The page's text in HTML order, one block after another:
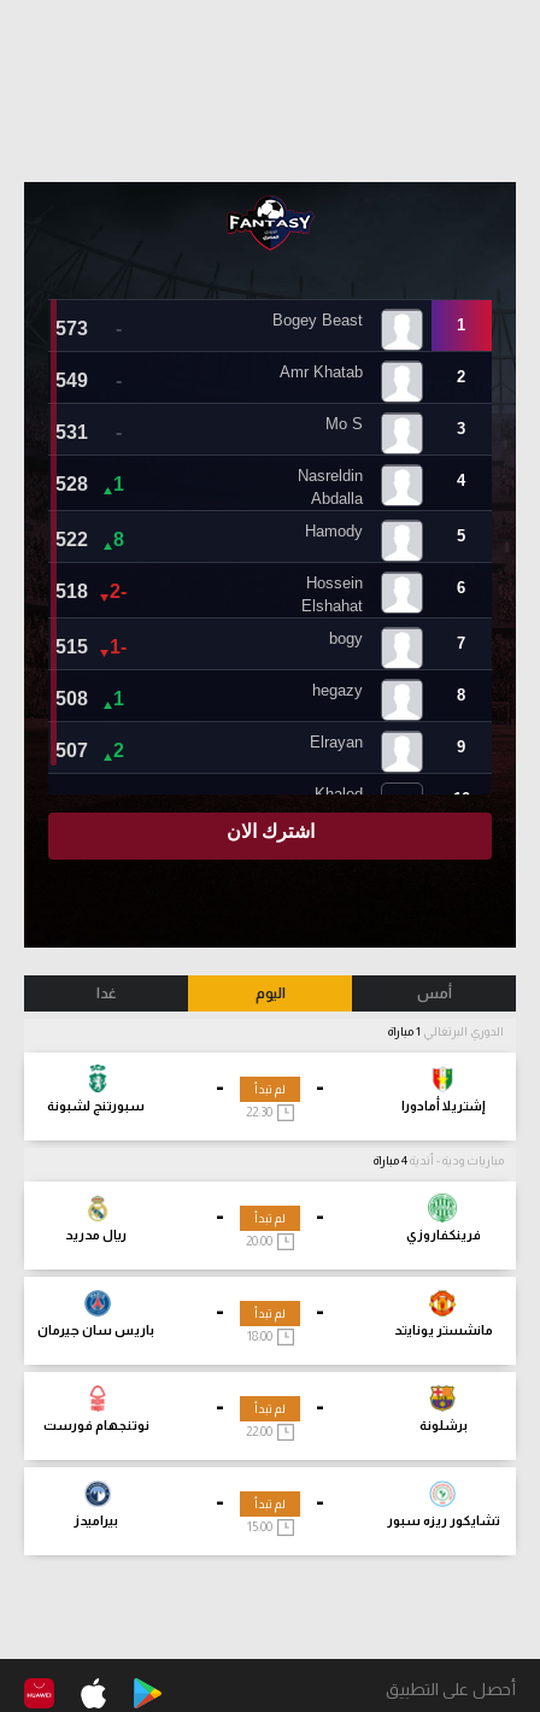
أمس اليوم غدا
الدوري البرتغالي
-
إشتريلا أمادورا
-
سبورتنج لشبونة
لم تبدأ
مباريات ودية - أندية
-
فرينكفاروزي
-
ريال مدريد
لم تبدأ
-
مانشستر يونايتد
-
باريس سان جيرمان
لم تبدأ
18:00
-
برشلونة
-
نوتنجهام فورست
لم تبدأ
-
تشايكور ريزه سبور
-
بيراميدز
لم تبدأ
15:00
أحصل على التطبيق